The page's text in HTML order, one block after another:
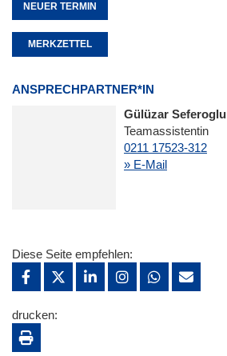
NEUER TERMIN
MERKZETTEL
ANSPRECHPARTNER*IN
Gülüzar Seferoglu
Teamassistentin
0211 17523-312
» E-Mail
Diese Seite empfehlen:
drucken: